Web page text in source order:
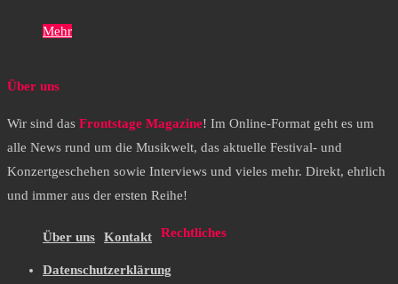
Mehr
Über uns
Wir sind das Frontstage Magazine! Im Online-Format geht es um
alle News rund um die Musikwelt, das aktuelle Festival- und
Konzertgeschehen sowie Interviews und vieles mehr. Direkt, ehrlich
und immer aus der ersten Reihe!
Über uns Kontakt Rechtliches
Datenschutzerklärung